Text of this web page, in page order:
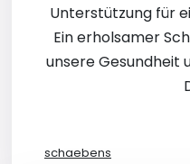
Unterstützung für
Ein erholsamer
unsere Gesundheit
schaebens